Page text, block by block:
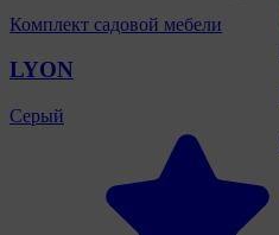
Комплект садовой мебели
LYON
Серый